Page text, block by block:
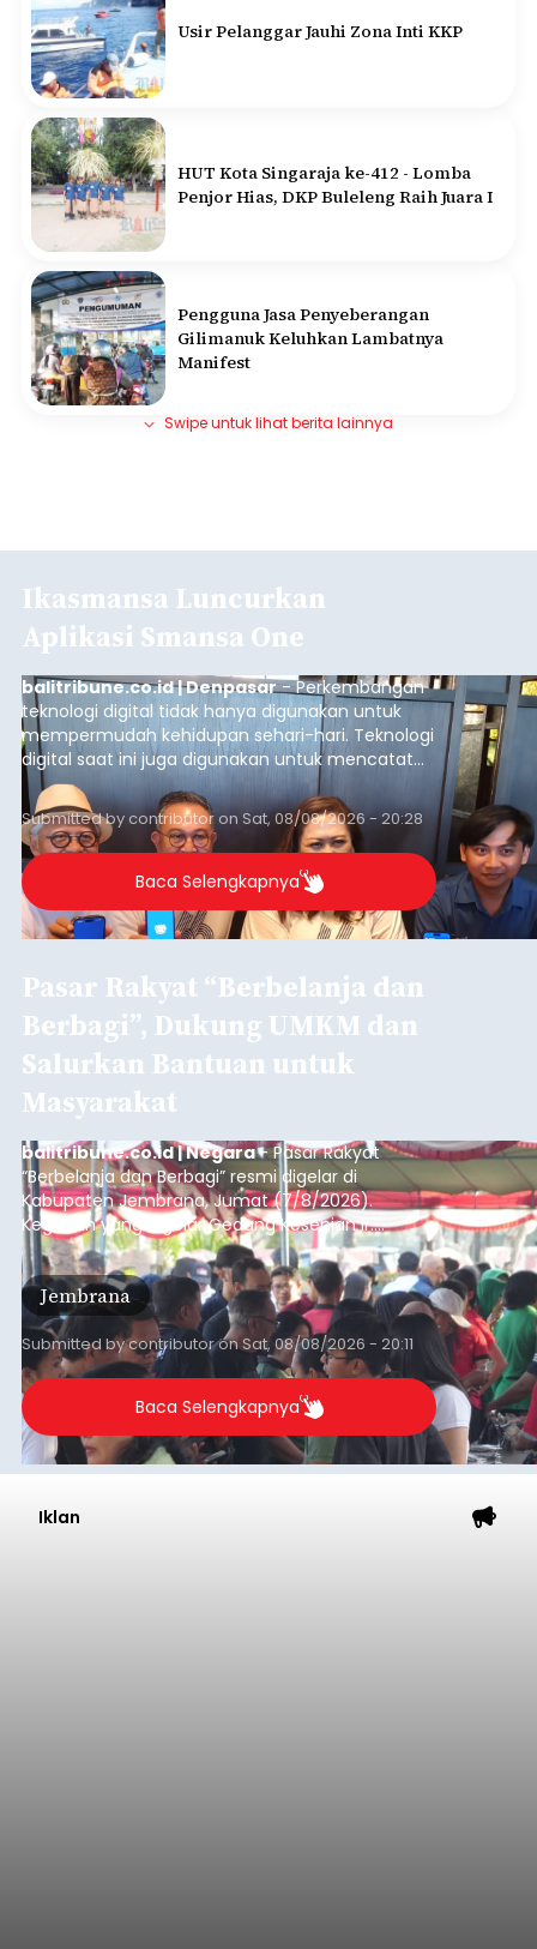
Usir Pelanggar Jauhi Zona Inti KKP
HUT Kota Singaraja ke-412 - Lomba
Penjor Hias, DKP Buleleng Raih Juara I
Pengguna Jasa Penyeberangan
Gilimanuk Keluhkan Lambatnya
Manifest
Swipe untuk lihat berita lainnya
Ikasmansa Luncurkan
Aplikasi Smansa One
balitribune.co.id | Denpasar- Perkembangan
teknologi digital tidak hanya digunakan untuk
mempermudah kehidupan sehari-hari. Teknologi
digital saat ini juga digunakan untuk mencatat
dan mengelola data base alumni dari suatu
sekolah, salah satunya adalah alumni SMA 1
Denpasar.
Submitted bycontributoronSat, 08/08/2026 - 20:28
Baca Selengkapnya
Pasar Rakyat “Berbelanja dan
Berbagi”, Dukung UMKM dan
Salurkan Bantuan untuk
Masyarakat
balitribune.co.id | Negara- Pasar Rakyat
“Berbelanja dan Berbagi” resmi digelar di
Kabupaten Jembrana, Jumat (7/8/2026).
Kegiatan yang digelar Gedung Kesenian Ir.
Soekarno ini memadukan pemberdayaan
ekonomi masyarakat dengan aksi sosial tersebut
mendapat antusiasme tinggi dan mencatat nilai
transaksi mencapai Rp672.733.200.
Jembrana
Submitted bycontributoronSat, 08/08/2026 - 20:11
Baca Selengkapnya
Iklan